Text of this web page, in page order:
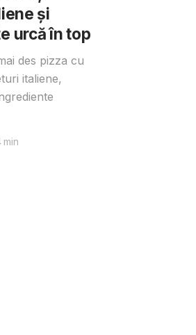
și
urcă în top
des pizza cu
italiene,
min